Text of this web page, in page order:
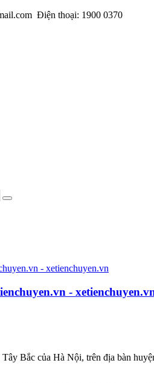
Điện thoại: 1900 0370
-
Bắc của Hà Nội, trên địa bàn